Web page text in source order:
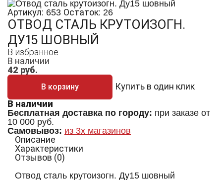
Артикул: 653 Остаток: 26
ОТВОД СТАЛЬ КРУТОИЗОГН.
ДУ15 ШОВНЫЙ
В избранное
В наличии
42 руб.
В корзину
Купить в один клик
В наличии
Бесплатная доставка по городу: при заказе от
10 000 руб.
Самовывоз: из 3х магазинов
Описание
Характеристики
Отзывов (0)
Отвод сталь крутоизогн. Ду15 шовный